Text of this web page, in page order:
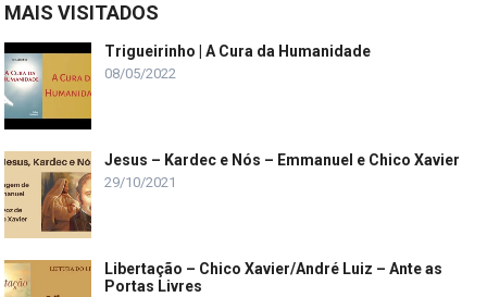
MAIS VISITADOS
Trigueirinho | A Cura da Humanidade
08/05/2022
Jesus – Kardec e Nós – Emmanuel e Chico Xavier
29/10/2021
Libertação – Chico Xavier/André Luiz – Ante as
Portas Livres